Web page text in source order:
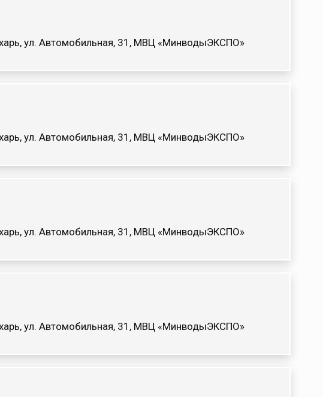
ул. Автомобильная, 31, МВЦ «МинводыЭКСПО»
ул. Автомобильная, 31, МВЦ «МинводыЭКСПО»
ул. Автомобильная, 31, МВЦ «МинводыЭКСПО»
ул. Автомобильная, 31, МВЦ «МинводыЭКСПО»